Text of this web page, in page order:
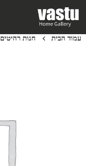
עמוד הבית חנות רהיטים